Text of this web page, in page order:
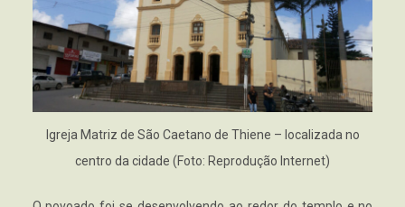
Igreja Matriz de São Caetano de Thiene – localizada no
centro da cidade (Foto: Reprodução Internet)